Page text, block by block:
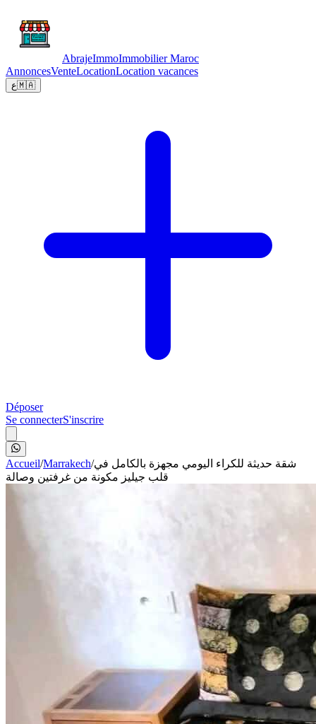
AbrajeImmoImmobilier Maroc
AnnoncesVenteLocationLocation vacances
ع🇲🇦
Déposer
Se connecterS'inscrire
Accueil/Marrakech/شقة حديثة للكراء اليومي مجهزة بالكامل في
قلب جيليز مكونة من غرفتين وصالة